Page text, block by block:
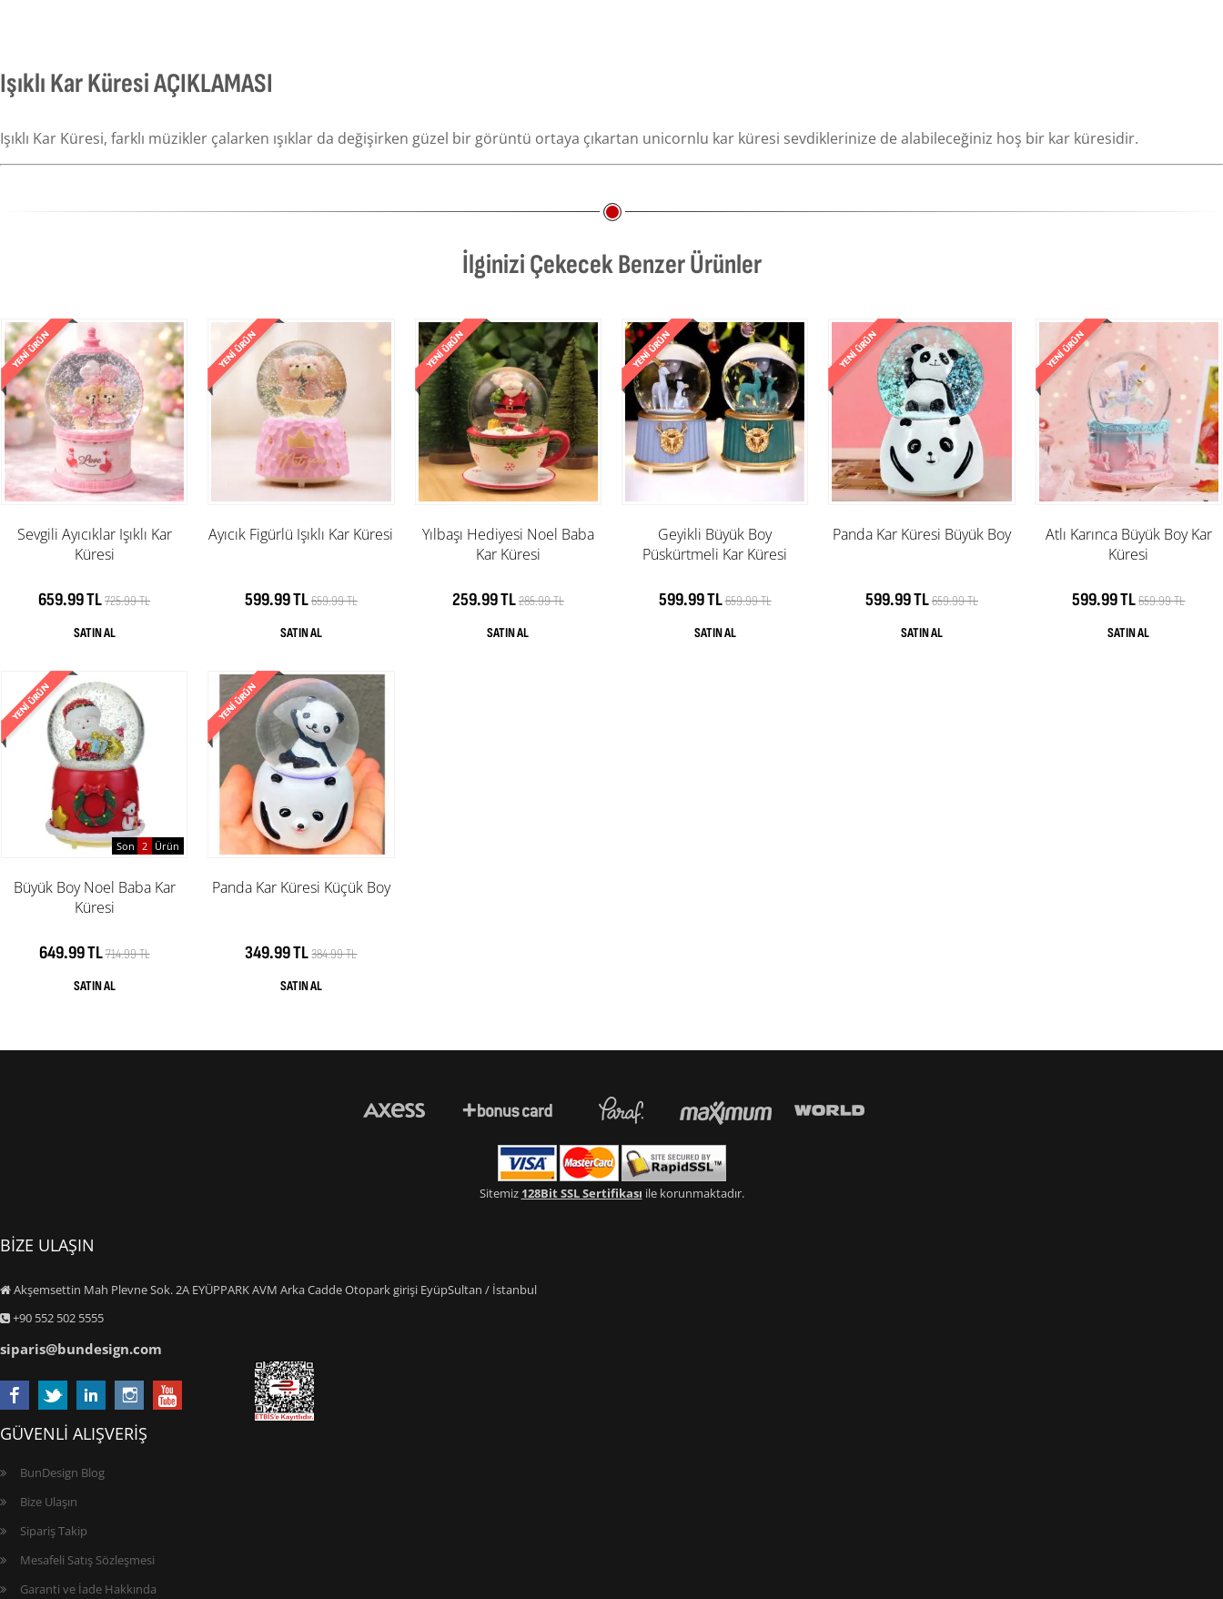
Işıklı Kar Küresi AÇIKLAMASI
Işıklı Kar Küresi, farklı müzikler çalarken ışıklar da değişirken güzel bir görüntü ortaya çıkartan unicornlu kar küresi sevdiklerinize de alabileceğiniz hoş bir kar küresidir.
İlginizi Çekecek Benzer Ürünler
Sevgili Ayıcıklar Işıklı Kar
Küresi
659.99 TL725.99 TL
Ayıcık Figürlü Işıklı Kar Küresi
599.99 TL659.99 TL
Yılbaşı Hediyesi Noel Baba
Kar Küresi
259.99 TL285.99 TL
Geyikli Büyük Boy
Püskürtmeli Kar Küresi
599.99 TL659.99 TL
Panda Kar Küresi Büyük Boy
599.99 TL659.99 TL
Atlı Karınca Büyük Boy Kar
Küresi
599.99 TL659.99 TL
Son 2 Ürün
Büyük Boy Noel Baba Kar
Küresi
649.99 TL714.99 TL
Panda Kar Küresi Küçük Boy
349.99 TL384.99 TL
Sitemiz 128Bit SSL Sertifikası ile korunmaktadır.
BİZE ULAŞIN
Akşemsettin Mah Plevne Sok. 2A EYÜPPARK AVM Arka Cadde Otopark girişi EyüpSultan / İstanbul
+90 552 502 5555
siparis@bundesign.com
GÜVENLİ ALIŞVERİŞ
BunDesign Blog
Bize Ulaşın
Sipariş Takip
Mesafeli Satış Sözleşmesi
Garanti ve İade Hakkında